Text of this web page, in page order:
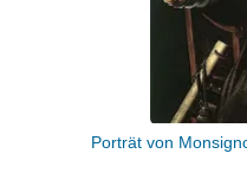
Porträt von